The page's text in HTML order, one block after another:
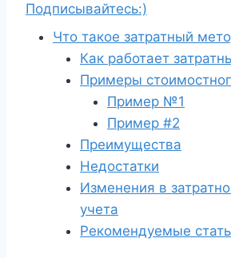
Подписывайтесь:)
Что такое затратный
Как работает
Примеры
Пример №1
Пример #2
Преимущества
Недостатки
Изменения в
учета
Рекомендуемые